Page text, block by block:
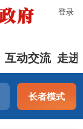
登录
互动交流 走进
长者模式